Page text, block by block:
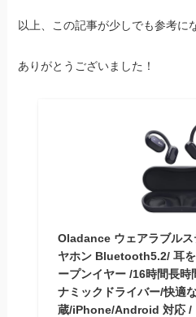
以上、この記事が少しでも参考に
ありがとうございました！
Oladance ウェアラブルス
ヤホン Bluetooth5.2/ 耳
ープンイヤー /16時間長時
ナミックドライバー/快適
蔵/iPhone/Android 対応 /